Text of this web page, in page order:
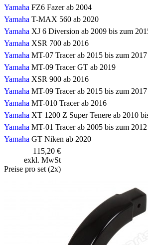
Yamaha FZ6 Fazer ab 2004
Yamaha T-MAX 560 ab 2020
Yamaha XJ 6 Diversion ab 2009 bis zum
Yamaha XSR 700 ab 2016
Yamaha MT-07 Tracer ab 2015 bis zum 2017
Yamaha MT-09 Tracer GT ab 2019
Yamaha XSR 900 ab 2016
Yamaha MT-09 Tracer ab 2015 bis zum 2017
Yamaha MT-010 Tracer ab 2016
Yamaha XT 1200 Z Super Tenere ab 2010
Yamaha MT-01 Tracer ab 2005 bis zum 2012
Yamaha GT Niken ab 2020
115,20 €
exkl. MwSt
Preise pro set (2x)